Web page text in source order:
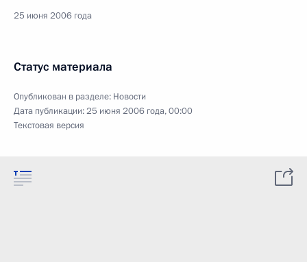
25 июня 2006 года
Статус материала
Опубликован в разделе: Новости
Дата публикации:25 июня 2006 года, 00:00
Текстовая версия